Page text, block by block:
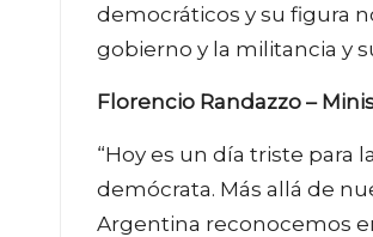
democráticos y su figura
gobierno y la militancia y
Florencio Randazzo –
“Hoy es un día triste para
demócrata. Más allá de
Argentina reconocemos